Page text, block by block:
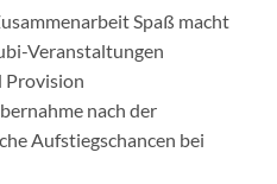
Spaß macht
Veranstaltungen
nach der
Aufstiegschancen bei